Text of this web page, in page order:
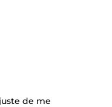
de me